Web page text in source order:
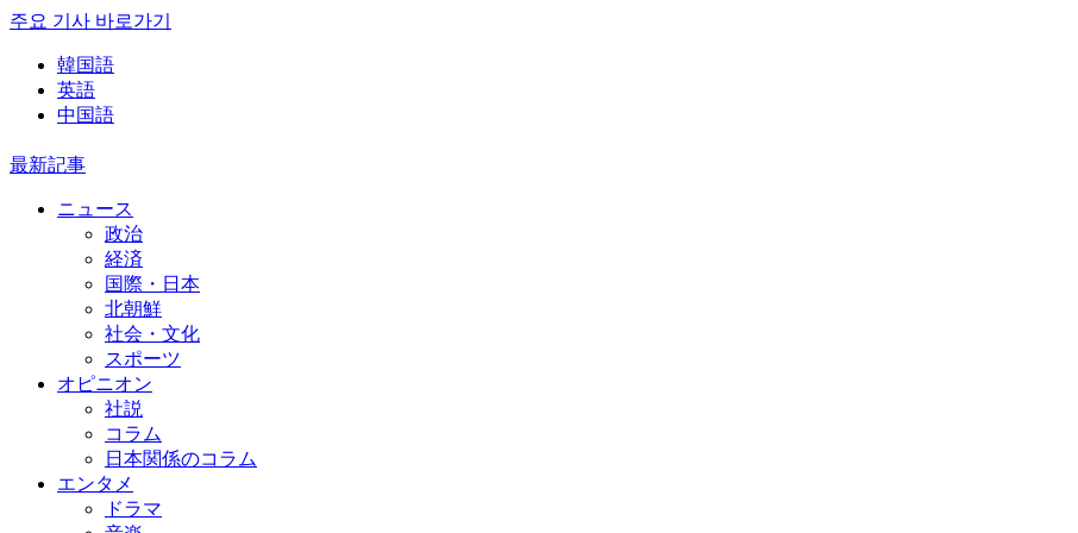
주요 기사 바로가기
韓国語
英語
中国語
最新記事
ニュース
政治
経済
国際・日本
北朝鮮
社会・文化
スポーツ
オピニオン
社説
コラム
日本関係のコラム
エンタメ
ドラマ